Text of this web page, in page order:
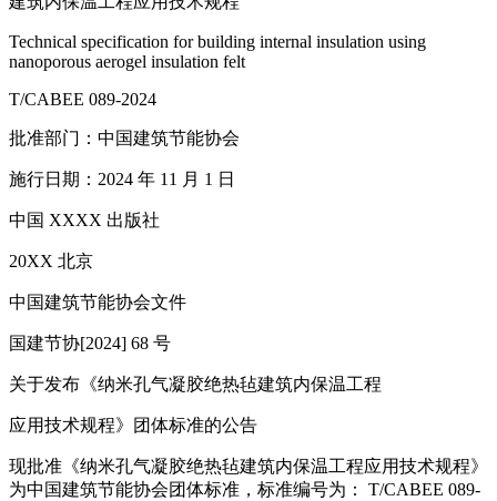
Technical specification for building internal insulation using
nanoporous aerogel insulation felt
T/CABEE 089-2024
批准部门：中国建筑节能协会
施行日期：2024 年 11 月 1 日
中国 XXXX 出版社
20XX 北京
中国建筑节能协会文件
国建节协[2024] 68 号
关于发布《纳米孔气凝胶绝热毡建筑内保温工程
应用技术规程》团体标准的公告
现批准《纳米孔气凝胶绝热毡建筑内保温工程应用技术规程》
为中国建筑节能协会团体标准，标准编号为： T/CABEE 089-